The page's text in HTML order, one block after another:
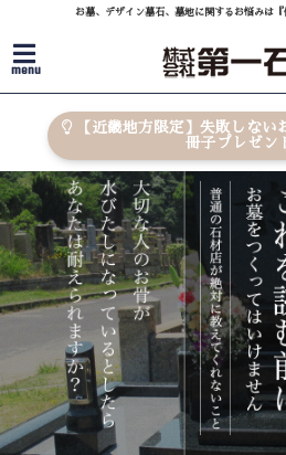
お墓、デザイン墓石、墓地に関するお悩みは
menu
【近畿地方限定】失敗しない
冊子プレゼン